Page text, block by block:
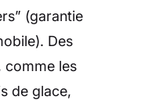
(garantie
Des
comme les
de glace,